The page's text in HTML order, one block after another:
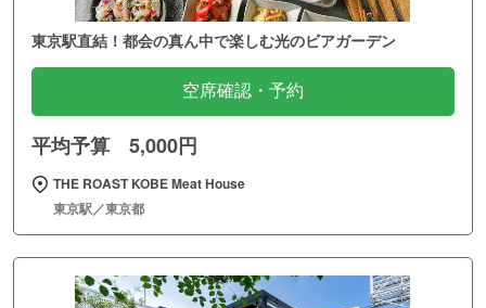
東京駅直結！都会の真ん中で楽しむ光のビアガーデン
空席確認・予約
平均予算 5,000円
THE ROAST KOBE Meat House
東京駅／東京都